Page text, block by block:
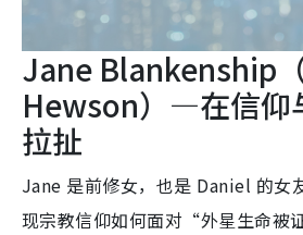
Jane Blankenship
Hewson）—在信仰
拉扯
Jane 是前修女，也是 Daniel 的女
现宗教信仰如何面对“外星生命被